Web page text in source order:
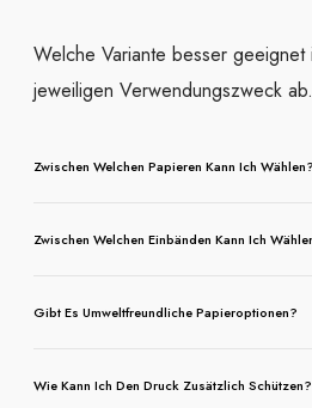
Welche Variante besser geeignet
jeweiligen Verwendungszweck ab.
Zwischen Welchen Papieren Kann Ich Wählen?
Zwischen Welchen Einbänden Kann Ich
Gibt Es Umweltfreundliche Papieroptionen?
Wie Kann Ich Den Druck Zusätzlich Schützen?